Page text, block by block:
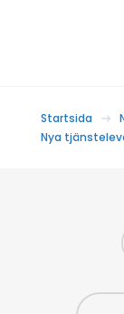
Startsida
Nya